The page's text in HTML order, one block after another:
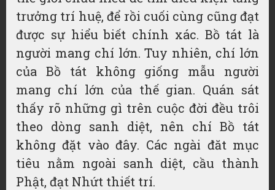
trưởng trí huệ, để rồi cuối cùng cũng đạt
được sự hiểu biết chính xác. Bồ tát là
người mang chí lớn. Tuy nhiên, chí lớn
của Bồ tát không giống mẫu người
mang chí lớn của thế gian. Quán sát
thấy rõ những gì trên cuộc đời đều trôi
theo dòng sanh diệt, nên chí Bồ tát
không đặt vào đây. Các ngài đăt mục
tiêu nằm ngoài sanh diệt, cầu thành
Phật, đạt Nhứt thiết trí.